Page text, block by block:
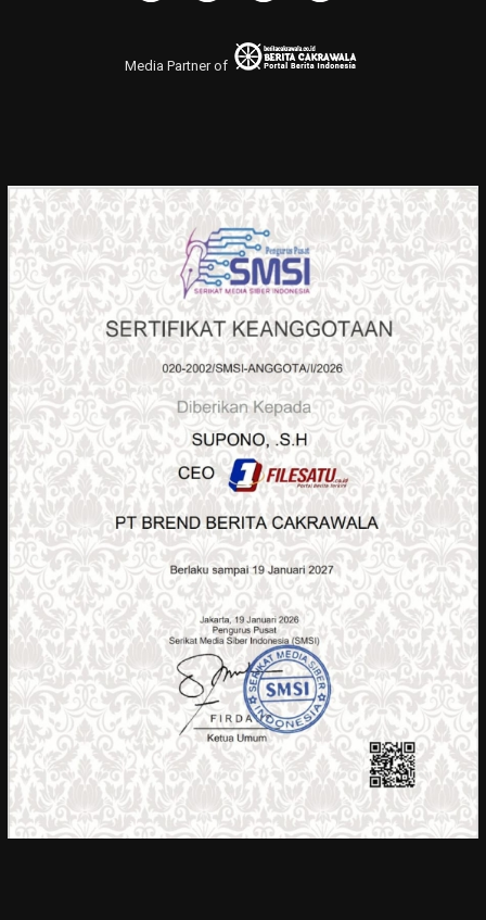
Media Partner of